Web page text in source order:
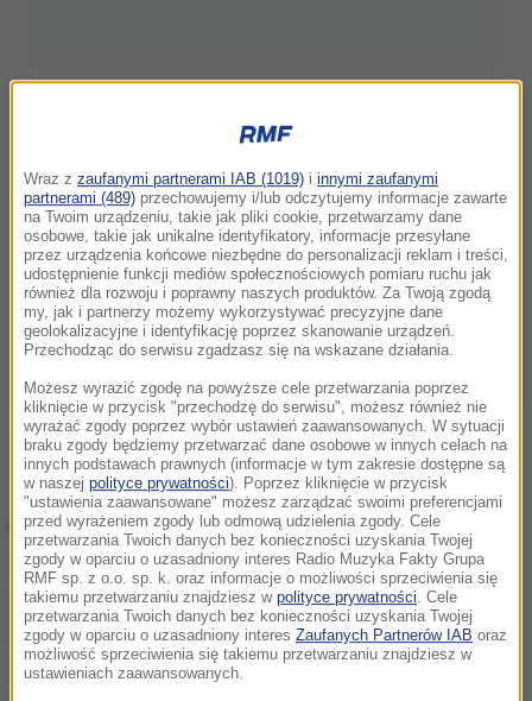
AP powołuje się na komunikat wydany w środę
wieczorem przez Kościół koptyjski w Egipcie.
Koptowie relacjonują w nim, że do ataku doszło 20
maja. Matka mężczyzny, który miał wdać się w
romans, została publicznie poniżona. Jej syn musiał
uciekać z wioski. Policja pojawiła się na miejscu
dwie godziny po zajściu i zatrzymała sześć osób.
Wraz z zaufanymi partnerami IAB (1019) i innymi zaufanymi
partnerami (489) przechowujemy i/lub odczytujemy informacje zawarte
na Twoim urządzeniu, takie jak pliki cookie, przetwarzamy dane
osobowe, takie jak unikalne identyfikatory, informacje przesyłane
przez urządzenia końcowe niezbędne do personalizacji reklam i treści,
udostępnienie funkcji mediów społecznościowych pomiaru ruchu jak
również dla rozwoju i poprawny naszych produktów. Za Twoją zgodą
my, jak i partnerzy możemy wykorzystywać precyzyjne dane
geolokalizacyjne i identyfikację poprzez skanowanie urządzeń.
Przechodząc do serwisu zgadzasz się na wskazane działania.
Możesz wyrazić zgodę na powyższe cele przetwarzania poprzez
kliknięcie w przycisk "przechodzę do serwisu", możesz również nie
wyrażać zgody poprzez wybór ustawień zaawansowanych. W sytuacji
braku zgody będziemy przetwarzać dane osobowe w innych celach na
innych podstawach prawnych (informacje w tym zakresie dostępne są
w naszej polityce prywatności). Poprzez kliknięcie w przycisk
"ustawienia zaawansowane" możesz zarządzać swoimi preferencjami
przed wyrażeniem zgody lub odmową udzielenia zgody. Cele
przetwarzania Twoich danych bez konieczności uzyskania Twojej
zgody w oparciu o uzasadniony interes Radio Muzyka Fakty Grupa
RMF sp. z o.o. sp. k. oraz informacje o możliwości sprzeciwienia się
takiemu przetwarzaniu znajdziesz w polityce prywatności . Cele
przetwarzania Twoich danych bez konieczności uzyskania Twojej
zgody w oparciu o uzasadniony interes Zaufanych Partnerów IAB oraz
możliwość sprzeciwienia się takiemu przetwarzaniu znajdziesz w
ustawieniach zaawansowanych.